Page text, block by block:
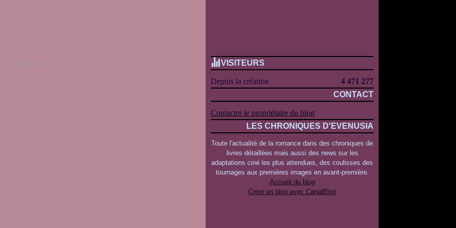
Publicité VISITEURS
Depuis la création
4 471 277
CONTACT
Contacter le propriétaire du blog
LES CHRONIQUES D'EVENUSIA
Toute l'actualité de la romance dans des chroniques de
livres détaillées mais aussi des news sur les
adaptations ciné les plus attendues, des coulisses des
tournages aux premières images en avant-première.
Accueil du blog
Créer un blog avec CanalBlog